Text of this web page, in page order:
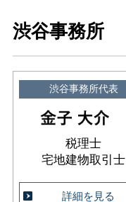
渋谷事務所
渋谷事務所代表
税理士
宅地建物取引士
詳細を見る